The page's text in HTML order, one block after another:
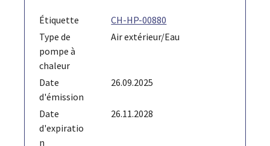
Étiquette
CH-HP-00880
Type de
pompe à
chaleur
Air extérieur/Eau
Date
d'émission
26.09.2025
Date
d'expiratio
n
26.11.2028